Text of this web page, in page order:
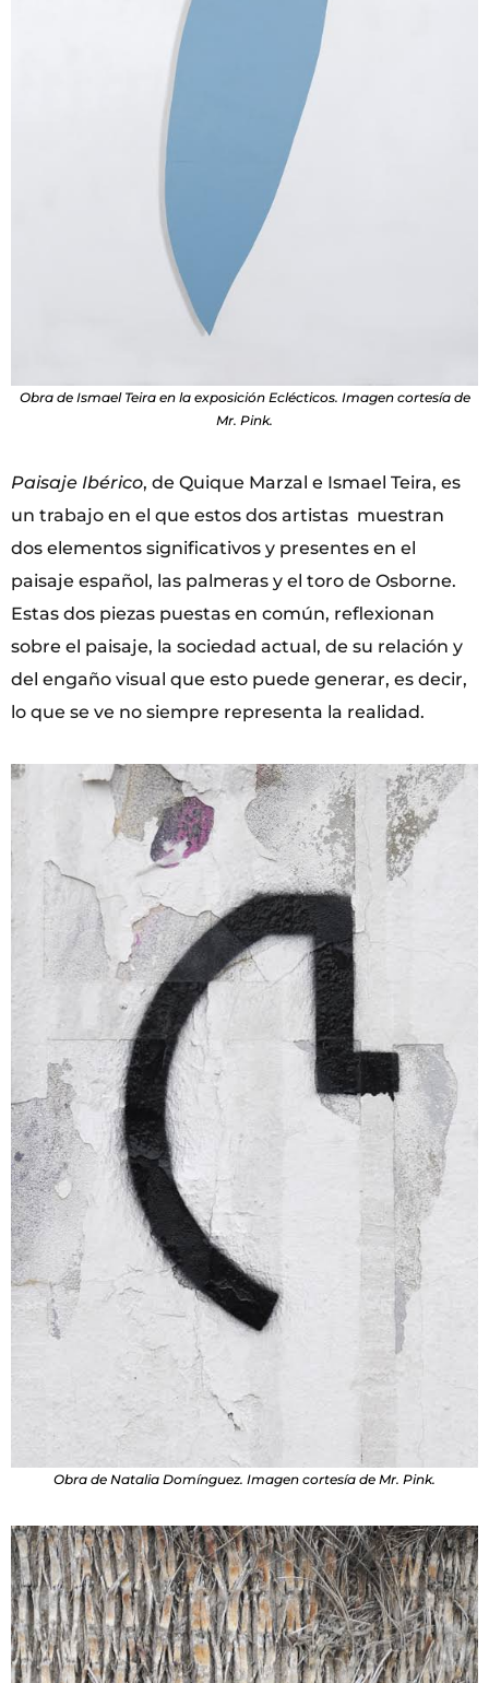
Obra de Ismael Teira en la exposición Eclécticos. Imagen cortesía de
Mr. Pink.
Paisaje Ibérico, de Quique Marzal e Ismael Teira, es
un trabajo en el que estos dos artistas muestran
dos elementos significativos y presentes en el
paisaje español, las palmeras y el toro de Osborne.
Estas dos piezas puestas en común, reflexionan
sobre el paisaje, la sociedad actual, de su relación y
del engaño visual que esto puede generar, es decir,
lo que se ve no siempre representa la realidad.
Obra de Natalia Domínguez. Imagen cortesía de Mr. Pink.